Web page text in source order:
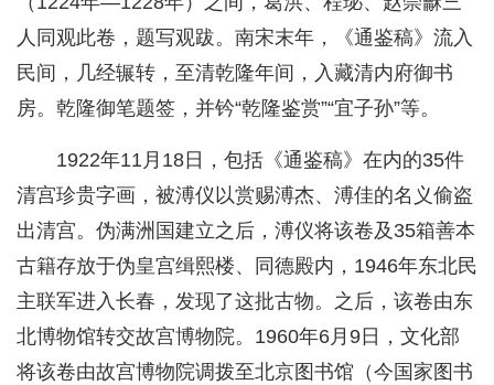
人同观此卷，题写观跋。南宋末年，《通鉴稿》流入
民间，几经辗转，至清乾隆年间，入藏清内府御书
房。乾隆御笔题签，并钤“乾隆鉴赏”“宜子孙”等。
1922年11月18日，包括《通鉴稿》在内的35件
清宫珍贵字画，被溥仪以赏赐溥杰、溥佳的名义偷盗
出清宫。伪满洲国建立之后，溥仪将该卷及35箱善本
古籍存放于伪皇宫缉熙楼、同德殿内，1946年东北民
主联军进入长春，发现了这批古物。之后，该卷由东
北博物馆转交故宫博物院。1960年6月9日，文化部
将该卷由故宫博物院调拨至北京图书馆（今国家图书